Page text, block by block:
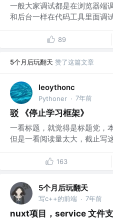
一般大家调试都是在浏览器端
和后台一样在代码工具里面调
89
5个月后玩翻天 赞了这篇文章
leoythonc
Pythoner · 7年前
驳 《停止学习框架》
一看标题，就觉得是标题党，
但是一看阅读量太大，截止写
163
5个月后玩翻天
写c++的前端 · 7年前
nuxt项目，service 文件